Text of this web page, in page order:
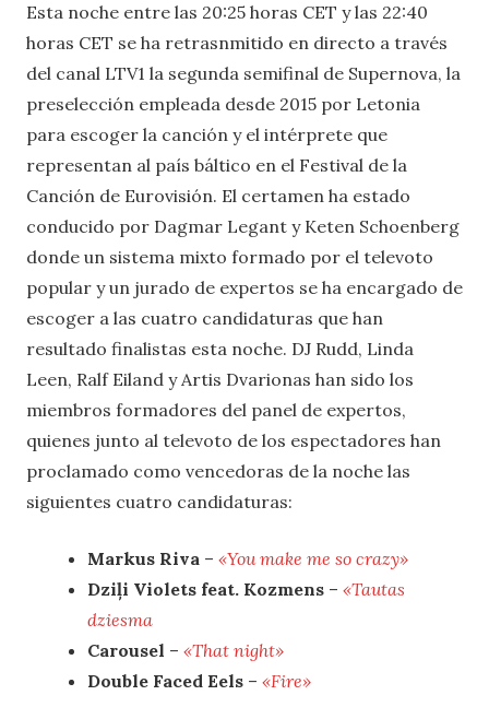
Esta noche entre las 20:25 horas CET y las 22:40
horas CET se ha retrasnmitido en directo a través
del canal LTV1 la segunda semifinal de Supernova, la
preselección empleada desde 2015 por Letonia
para escoger la canción y el intérprete que
representan al país báltico en el Festival de la
Canción de Eurovisión. El certamen ha estado
conducido por Dagmar Legant y Keten Schoenberg
donde un sistema mixto formado por el televoto
popular y un jurado de expertos se ha encargado de
escoger a las cuatro candidaturas que han
resultado finalistas esta noche. DJ Rudd, Linda
Leen, Ralf Eiland y Artis Dvarionas han sido los
miembros formadores del panel de expertos,
quienes junto al televoto de los espectadores han
proclamado como vencedoras de la noche las
siguientes cuatro candidaturas:
Markus Riva – «You make me so crazy»
Dziļi Violets feat. Kozmens – «Tautas
dziesma
Carousel – «That night»
Double Faced Eels – «Fire»